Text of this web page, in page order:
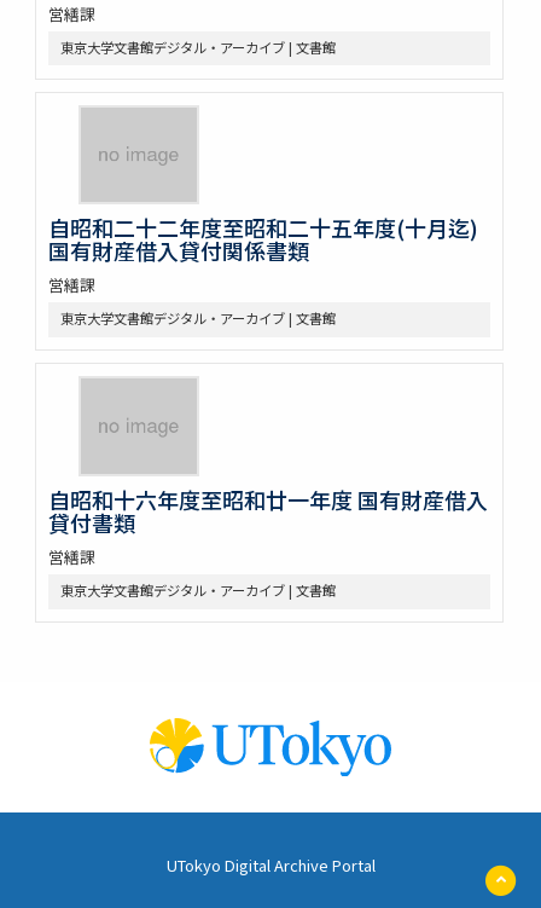
営繕課
東京大学文書館デジタル・アーカイブ | 文書館
自昭和二十二年度至昭和二十五年度(十月迄)
国有財産借入貸付関係書類
営繕課
東京大学文書館デジタル・アーカイブ | 文書館
自昭和十六年度至昭和廿一年度 国有財産借入
貸付書類
営繕課
東京大学文書館デジタル・アーカイブ | 文書館
UTokyo Digital Archive Portal
ペ